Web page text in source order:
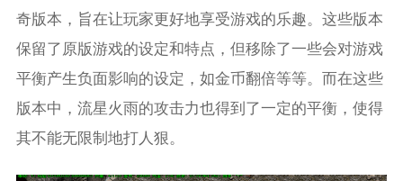
奇版本，旨在让玩家更好地享受游戏的乐趣。这些版本
保留了原版游戏的设定和特点，但移除了一些会对游戏
平衡产生负面影响的设定，如金币翻倍等等。而在这些
版本中，流星火雨的攻击力也得到了一定的平衡，使得
其不能无限制地打人狠。